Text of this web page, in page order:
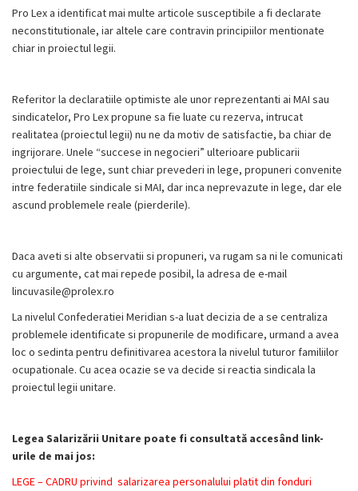
Pro Lex a identificat mai multe articole susceptibile a fi declarate
neconstitutionale, iar altele care contravin principiilor mentionate
chiar in proiectul legii.
Referitor la declaratiile optimiste ale unor reprezentanti ai MAI sau
sindicatelor, Pro Lex propune sa fie luate cu rezerva, intrucat
realitatea (proiectul legii) nu ne da motiv de satisfactie, ba chiar de
ingrijorare. Unele “succese in negocieri” ulterioare publicarii
proiectului de lege, sunt chiar prevederi in lege, propuneri convenite
intre federatiile sindicale si MAI, dar inca neprevazute in lege, dar ele
ascund problemele reale (pierderile).
Daca aveti si alte observatii si propuneri, va rugam sa ni le comunicati
cu argumente, cat mai repede posibil, la adresa de e-mail
lincuvasile@prolex.ro
La nivelul Confederatiei Meridian s-a luat decizia de a se centraliza
problemele identificate si propunerile de modificare, urmand a avea
loc o sedinta pentru definitivarea acestora la nivelul tuturor familiilor
ocupationale. Cu acea ocazie se va decide si reactia sindicala la
proiectul legii unitare.
Legea Salarizării Unitare poate fi consultată accesând link-
urile de mai jos:
LEGE – CADRU privind salarizarea personalului platit din fonduri